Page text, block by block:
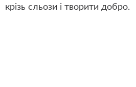
крізь сльози і творити добро.